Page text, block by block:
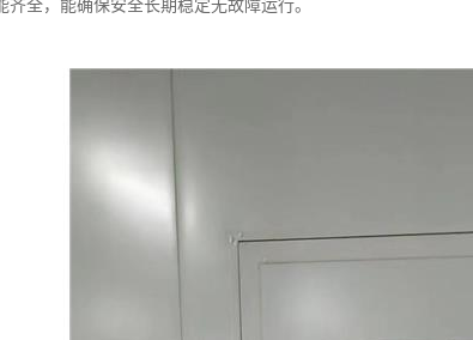
齐全，能确保安全长期稳定无故障运行。